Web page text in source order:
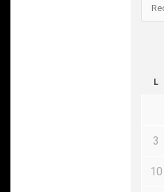
L
3
10